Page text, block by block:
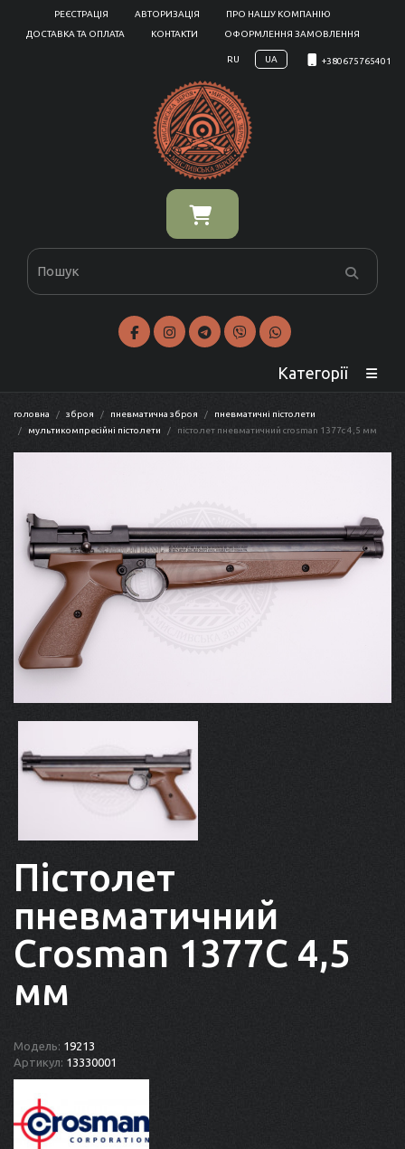
РЕЄСТРАЦІЯ АВТОРИЗАЦІЯ
ПРО НАШУ КОМПАНІЮ
ДОСТАВКА ТА ОПЛАТА
КОНТАКТИ ОФОРМЛЕННЯ ЗАМОВЛЕННЯ
RU UA +380675765401
Категорії
головна зброя пневматична зброя
пневматичні пістолети
мультикомпресійні пістолети
пістолет пневматичний crosman 1377c 4,5 мм
Пістолет
пневматичний
Crosman 1377C 4,5
мм
Модель: 19213
Артикул: 13330001